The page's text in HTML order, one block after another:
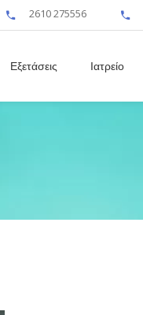
2610 275556
Εξετάσεις Ιατρείο